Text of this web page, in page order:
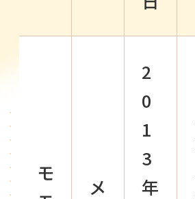
モ
メ
2
0
1
3
年